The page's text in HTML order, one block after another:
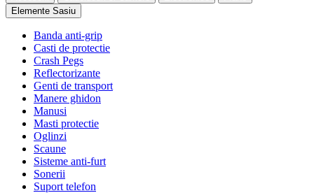
Elemente Sasiu
Banda anti-grip
Casti de protectie
Crash Pegs
Reflectorizante
Genti de transport
Manere ghidon
Manusi
Masti protectie
Oglinzi
Scaune
Sisteme anti-furt
Sonerii
Suport telefon